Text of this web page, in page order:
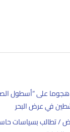
هجوما على “أسطول
في عرض البحر
/ تطالب بسياسات